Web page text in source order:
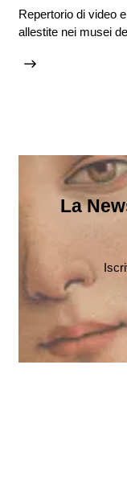
Repertorio di video
allestite nei musei
La